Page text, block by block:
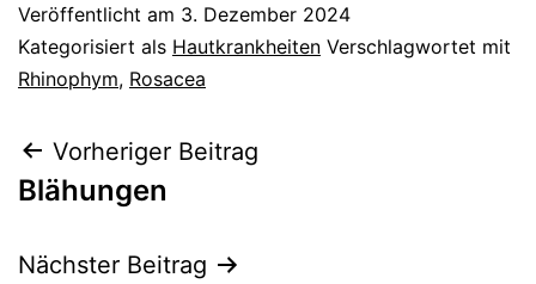
Veröffentlicht am 3. Dezember 2024
Kategorisiert als Hautkrankheiten Verschlagwortet mit
Rhinophym, Rosacea
Beitragsnavigation
Vorheriger Beitrag
Blähungen
Nächster Beitrag